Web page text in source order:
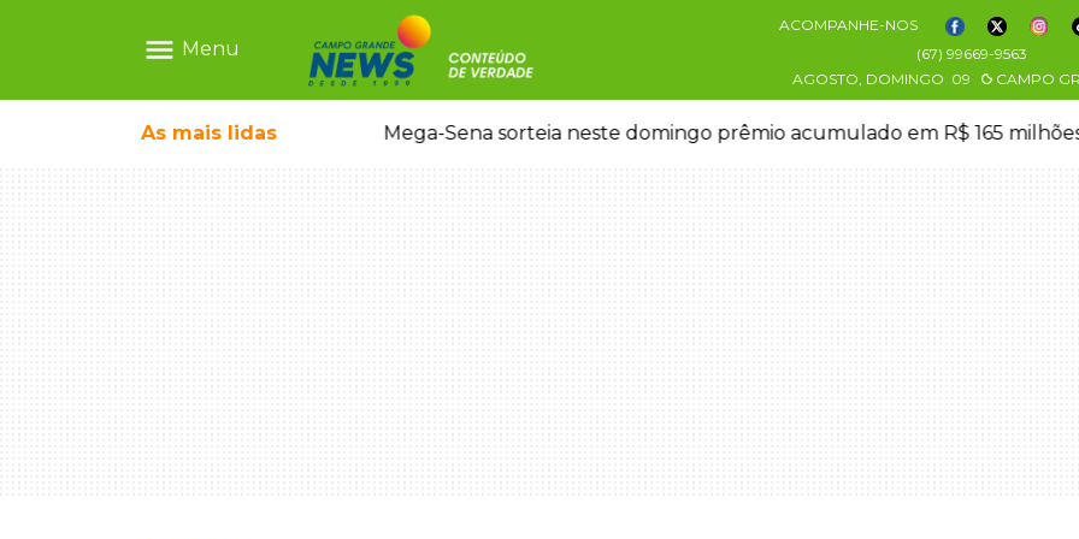
menu Menu
ACOMPANHE-NOS
(67) 99669-9563
AGOSTO, DOMINGO 09 CAMPO
As mais lidas
em sequestro de bebê na Capital Mega-Sena sorteia neste domingo prêmio acumulado em R$ 165